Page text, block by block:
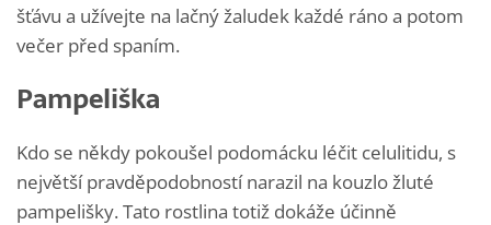
šťávu a užívejte na lačný žaludek každé ráno a potom
večer před spaním.
Pampeliška
Kdo se někdy pokoušel podomácku léčit celulitidu, s
největší pravděpodobností narazil na kouzlo žluté
pampelišky. Tato rostlina totiž dokáže účinně